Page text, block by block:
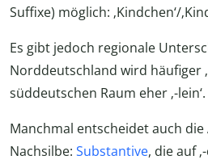
Suffixe) möglich: ‚Kindchen‘/
Es gibt jedoch regionale
Norddeutschland wird häufiger
süddeutschen Raum eher ‚-lein‘.
Manchmal entscheidet auch
Nachsilbe: Substantive, die auf ‚-